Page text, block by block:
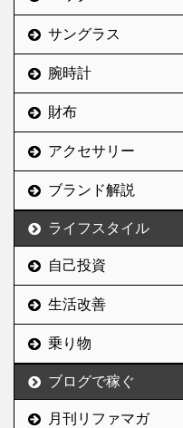
（BULK HOMME）は、
2013年に誕生したメンズ
スキンケアブランド。
”メンズメイク”なんて言
葉が生まれるはるか前か
らメンズに特化したスキ
ンケア商品に着目し、窪
塚洋介さんや木村拓哉さ
んなど“男性が理想とす
る人物”をブランドアン
バサダ ...
サングラス
腕時計
財布
アクセサリー
ブランド解説
ライフスタイル
自己投資
生活改善
乗り物
ブログで稼ぐ
月刊リファマガ